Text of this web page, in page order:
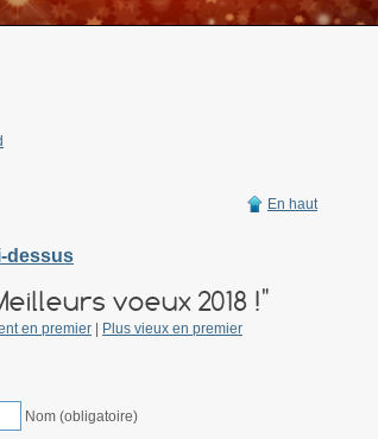
En haut
dessus
voeux 2018 !"
en premier Plus vieux en premier
Nom (obligatoire)